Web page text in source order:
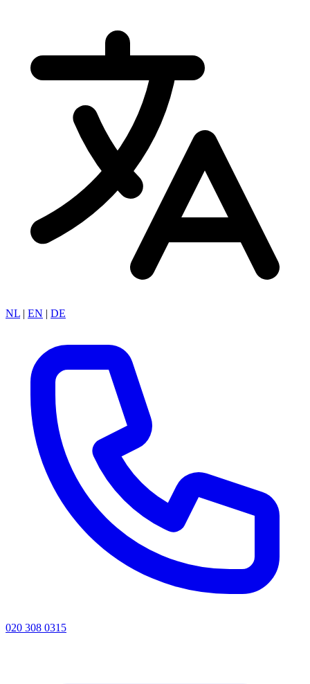
NL | EN | DE
020 308 0315